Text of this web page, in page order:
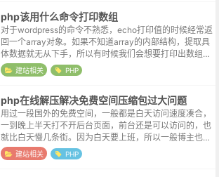
php该用什么命令打印数组
对于wordpress的命令不熟悉，echo打印值的时候经常返
回一个array对象。如果不知道array的内部结构，提取具
体数据就无从下手，所以有时候我们会想要打印出数组的
所有内容，以观察该数组的数据结构。php中有两个命令
可以在屏幕...
建站相关 PHP
php在线解压解决免费空间压缩包过大问题
用过一段国外的免费空间，一般都是白天访问速度凑合，
一到晚上半天打不开后台页面，前台还是可以访问的，也
就比白天慢几条街。因为白天要上班，所以一般博主也就
晚上打开站点学习一下建站呀修改主题呀之类的操作，由
于正常使用时间段完美被错开，所以最...
建站相关 PHP